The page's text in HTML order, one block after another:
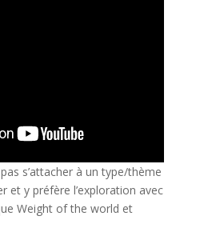
s’attacher à un type/thème
et y préfère l’exploration avec
Weight of the world et